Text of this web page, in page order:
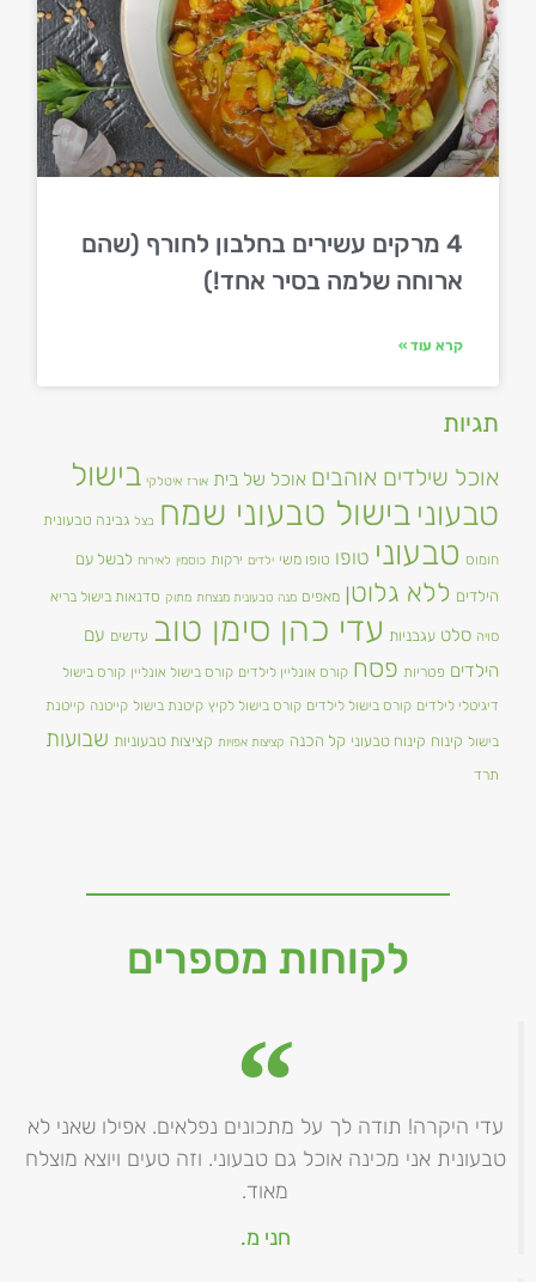
4 מרקים עשירים בחלבון לחורף (שהם
ארוחה שלמה בסיר אחד!)
קרא עוד »
תגיות
אוכל שילדים אוהבים אוכל של בית אורז איטלקי בישול
טבעוני בישול טבעוני שמח בצל גבינה טבעונית
חומוס טבעוני טופו טופו משי ילדים ירקות כוסמין לאירוח לבשל עם
הילדים ללא גלוטן מאפים מנה טבעונית מנצחת מתוק סדנאות בישול בריא
סויה סלט עגבניות עדי כהן סימן טוב עדשים עם
הילדים פטריות פסח קורס אונליין לילדים קורס בישול אונליין קורס בישול
דיגיטלי לילדים קורס בישול לילדים קורס בישול לקיץ קיטנת בישול קייטנה קייטנת
בישול קינוח קינוח טבעוני קל הכנה קציצות אפויות קציצות טבעוניות שבועות
תרד
לקוחות מספרים
עדי היקרה! תודה לך על מתכונים נפלאים. אפילו שאני לא
טבעונית אני מכינה אוכל גם טבעוני. וזה טעים ויוצא מוצלח
מאוד.
חני מ.